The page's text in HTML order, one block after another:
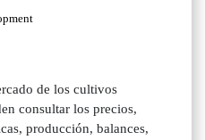
de los cultivos
consultar los precios,
producción, balances,